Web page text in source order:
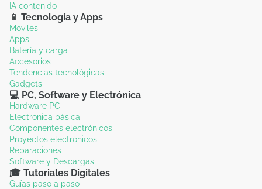
IA contenido
📱 Tecnología y Apps
Móviles
Apps
Batería y carga
Accesorios
Tendencias tecnológicas
Gadgets
💻 PC, Software y Electrónica
Hardware PC
Electrónica básica
Componentes electrónicos
Proyectos electrónicos
Reparaciones
Software y Descargas
🎓 Tutoriales Digitales
Guías paso a paso